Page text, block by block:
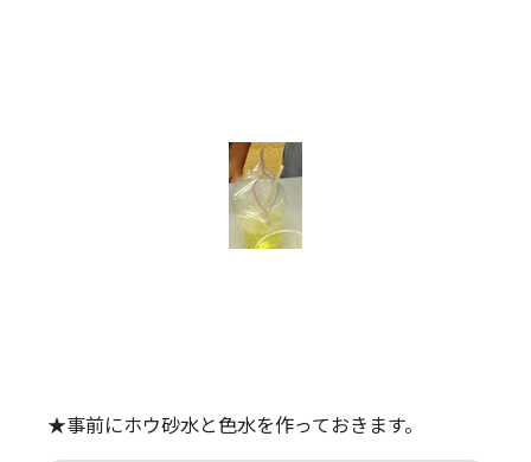
★事前にホウ砂水と色水を作っておきます。